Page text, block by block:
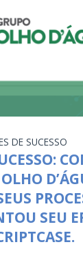
DE SUCESSO
SEU